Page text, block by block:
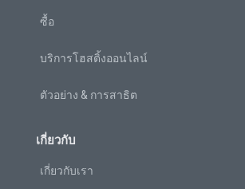
ซื้อ
บริการโฮสติ้งออนไลน์
ตัวอย่าง & การสาธิต
เกี่ยวกับ
เกี่ยวกับเรา